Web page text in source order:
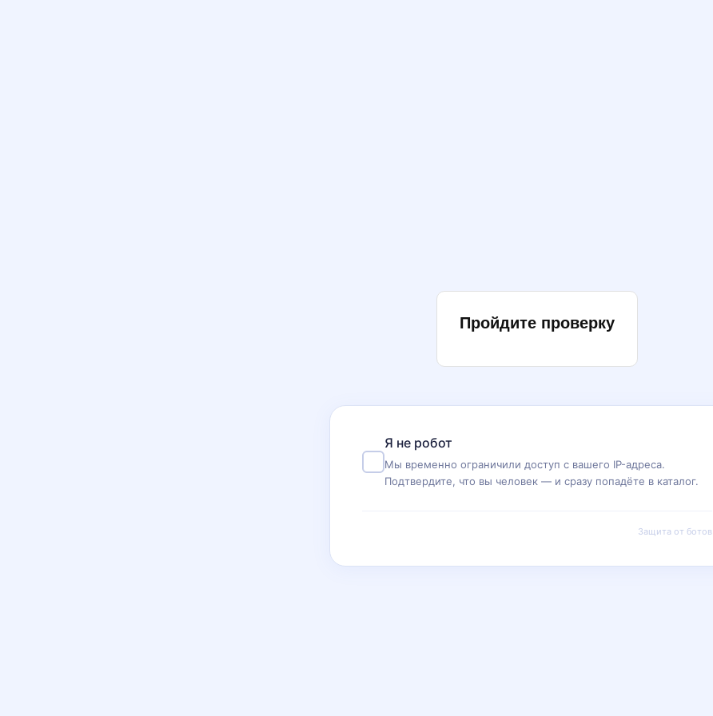
Пройдите проверку
Я не робот
Мы временно ограничили доступ с вашего IP-адреса.
Подтвердите, что вы человек — и сразу попадёте в каталог.
Защита от ботов